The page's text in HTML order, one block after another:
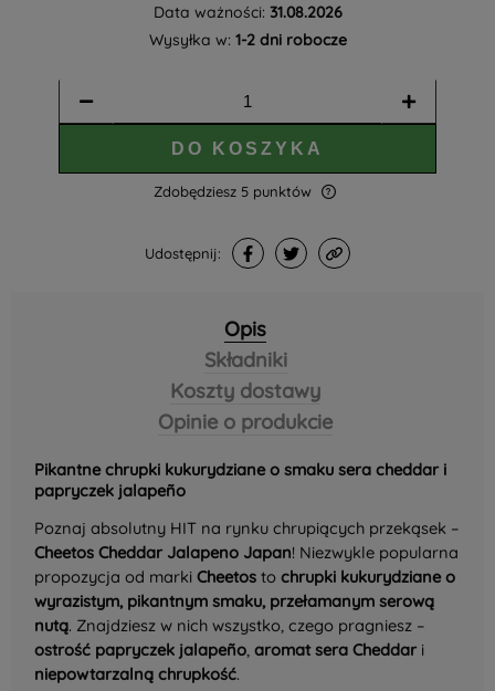
Data ważności: 31.08.2026
Wysyłka w: 1-2 dni robocze
DO KOSZYKA
Zdobędziesz 5 punktów
Udostępnij:
Opis
Składniki
Koszty dostawy
Opinie o produkcie
Pikantne chrupki kukurydziane o smaku sera cheddar i
papryczek jalapeño
Poznaj absolutny HIT na rynku chrupiących przekąsek –
Cheetos Cheddar Jalapeno Japan! Niezwykle popularna
propozycja od markiCheetos tochrupki kukurydziane o
wyrazistym, pikantnym smaku, przełamanym serową
nutą. Znajdziesz w nich wszystko, czego pragniesz –
ostrość papryczek jalapeño,aromat sera Cheddari
niepowtarzalną chrupkość.